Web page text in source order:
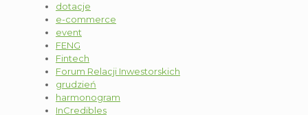
dotacje
e-commerce
event
FENG
Fintech
Forum Relacji Inwestorskich
grudzień
harmonogram
InCredibles